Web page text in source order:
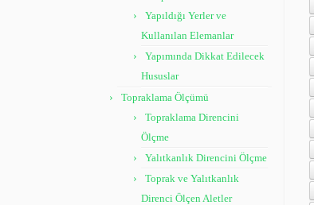
Yapıldığı Yerler ve
Kullanılan Elemanlar
Yapımında Dikkat Edilecek
Hususlar
Topraklama Ölçümü
Topraklama Direncini
Ölçme
Yalıtkanlık Direncini Ölçme
Toprak ve Yalıtkanlık
Direnci Ölçen Aletler